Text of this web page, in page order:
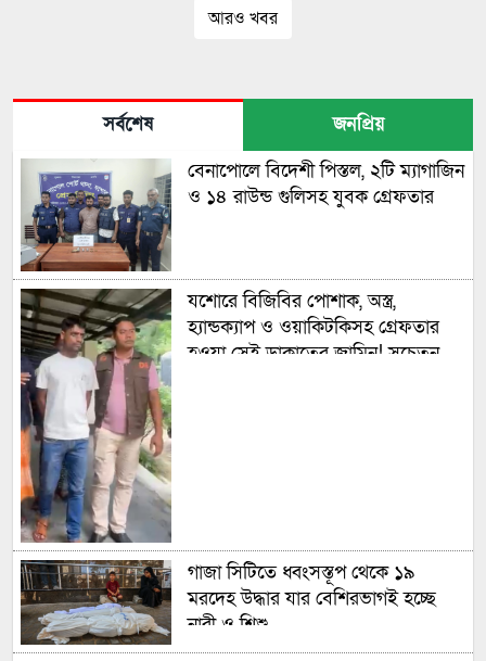
আরও খবর
সর্বশেষ জনপ্রিয়
বেনাপোলে বিদেশী পিস্তল, ২টি ম্যাগাজিন
ও ১৪ রাউন্ড গুলিসহ যুবক গ্রেফতার
যশোরে বিজিবির পোশাক, অস্ত্র,
হ্যান্ডক্যাপ ও ওয়াকিটকিসহ গ্রেফতার
হওয়া সেই ডাকাতের জামিন! সচেতন
গাজা সিটিতে ধ্বংসস্তূপ থেকে ১৯
মরদেহ উদ্ধার যার বেশিরভাগই হচ্ছে
নারী ও শিশু